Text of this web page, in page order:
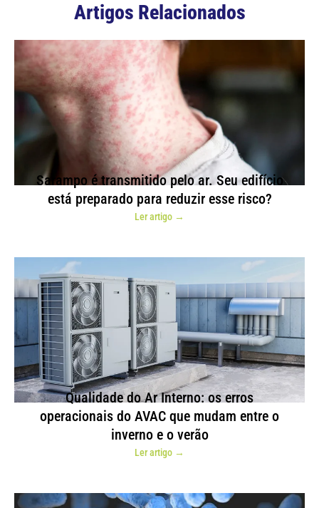
Artigos Relacionados
Sarampo é transmitido pelo ar. Seu edifício
está preparado para reduzir esse risco?
Ler artigo →
Qualidade do Ar Interno: os erros
operacionais do AVAC que mudam entre o
inverno e o verão
Ler artigo →